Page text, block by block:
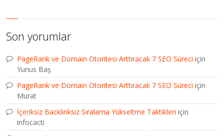
Son yorumlar
PageRank ve Domain Otoritesi Arttıracak 7 SEO Süreci için
Yunus Baş
PageRank ve Domain Otoritesi Arttıracak 7 SEO Süreci için
Murat
İçeriksiz Backlinksiz Sıralama Yükseltme Taktikleri için
infocacti